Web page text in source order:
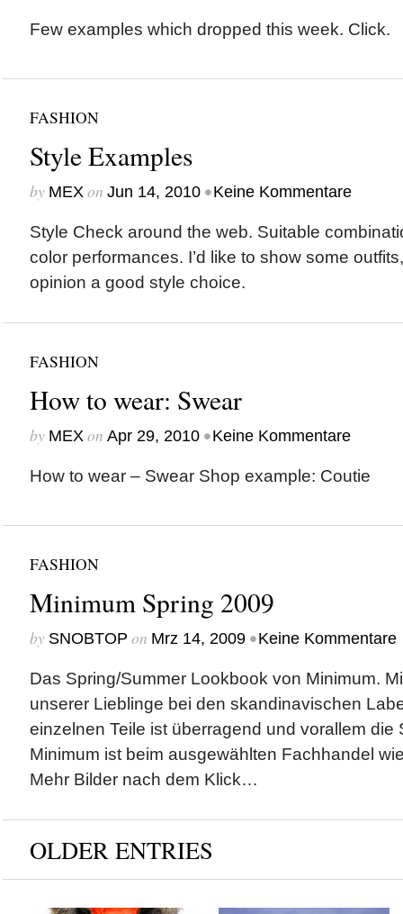
Few examples which dropped this week. Click.
FASHION
Style Examples
by MEXon Jun 14, 2010 •Keine Kommentare
Style Check around the web. Suitable
color performances. I’d like to show some
opinion a good style choice.
FASHION
How to wear: Swear
by MEXon Apr 29, 2010 •Keine Kommentare
How to wear – Swear Shop example: Coutie
FASHION
Minimum Spring 2009
by SNOBTOP on Mrz 14, 2009 •Keine Kommentare
Das Spring/Summer Lookbook von Minimum.
unserer Lieblinge bei den skandinavischen
einzelnen Teile ist überragend und vorallem die
Minimum ist beim ausgewählten Fachhandel
Mehr Bilder nach dem Klick…
OLDER ENTRIES